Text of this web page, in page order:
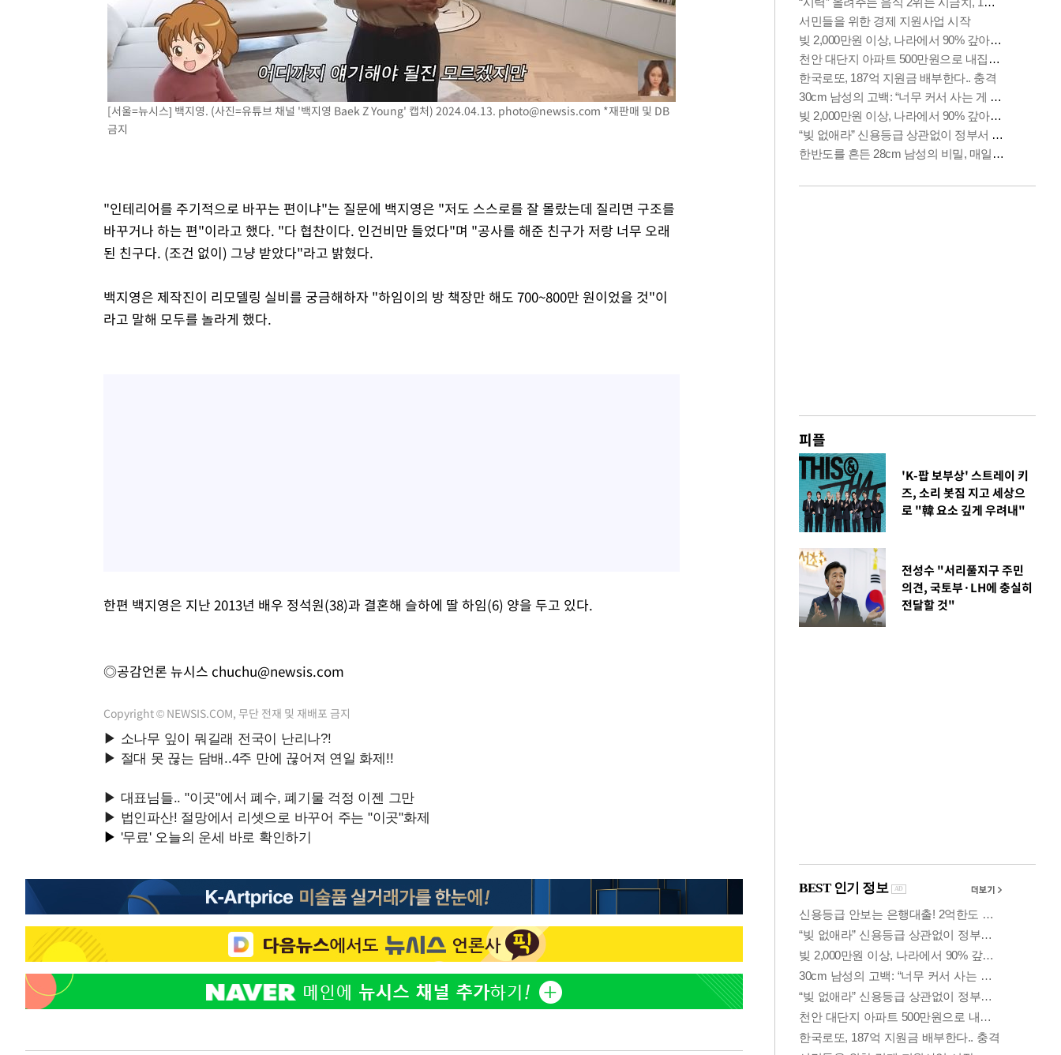
[서울=뉴시스] 백지영. (사진=유튜브 채널 '백지영 Baek Z Young' 캡처) 2024.04.13. photo@newsis.com *재판매 및 DB
금지
"인테리어를 주기적으로 바꾸는 편이냐"는 질문에 백지영은 "저도 스스로를 잘 몰랐는데 질리면 구조를
바꾸거나 하는 편"이라고 했다. "다 협찬이다. 인건비만 들었다"며 "공사를 해준 친구가 저랑 너무 오래
된 친구다. (조건 없이) 그냥 받았다"라고 밝혔다.
백지영은 제작진이 리모델링 실비를 궁금해하자 "하임이의 방 책장만 해도 700~800만 원이었을 것"이
라고 말해 모두를 놀라게 했다.
한편 백지영은 지난 2013년 배우 정석원(38)과 결혼해 슬하에 딸 하임(6) 양을 두고 있다.
◎공감언론 뉴시스 chuchu@newsis.com
Copyright © NEWSIS.COM, 무단 전재 및 재배포 금지
피플
'K-팝 보부상' 스트레이 키
즈, 소리 봇짐 지고 세상으
로 "韓 요소 깊게 우려내"
전성수 "서리풀지구 주민
의견, 국토부·LH에 충실히
전달할 것"